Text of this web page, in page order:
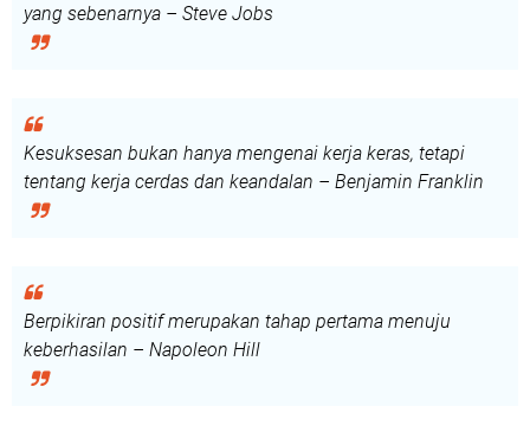
yang sebenarnya – Steve Jobs
Kesuksesan bukan hanya mengenai kerja keras, tetapi
tentang kerja cerdas dan keandalan – Benjamin Franklin
Berpikiran positif merupakan tahap pertama menuju
keberhasilan – Napoleon Hill